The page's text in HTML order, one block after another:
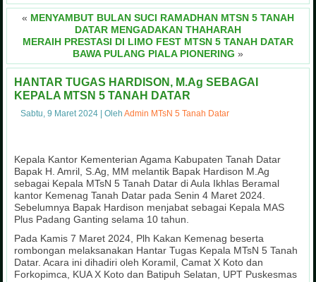
« MENYAMBUT BULAN SUCI RAMADHAN MTSN 5 TANAH
DATAR MENGADAKAN THAHARAH
MERAIH PRESTASI DI LIMO FEST MTSN 5 TANAH DATAR
BAWA PULANG PIALA PIONERING »
HANTAR TUGAS HARDISON, M.Ag SEBAGAI
KEPALA MTSN 5 TANAH DATAR
Sabtu, 9 Maret 2024 |Oleh Admin MTsN 5 Tanah Datar
Kepala Kantor Kementerian Agama Kabupaten Tanah Datar
Bapak H. Amril, S.Ag, MM melantik Bapak Hardison M.Ag
sebagai Kepala MTsN 5 Tanah Datar di Aula Ikhlas Beramal
kantor Kemenag Tanah Datar pada Senin 4 Maret 2024.
Sebelumnya Bapak Hardison menjabat sebagai Kepala MAS
Plus Padang Ganting selama 10 tahun.
Pada Kamis 7 Maret 2024, Plh Kakan Kemenag beserta
rombongan melaksanakan Hantar Tugas Kepala MTsN 5 Tanah
Datar. Acara ini dihadiri oleh Koramil, Camat X Koto dan
Forkopimca, KUA X Koto dan Batipuh Selatan, UPT Puskesmas